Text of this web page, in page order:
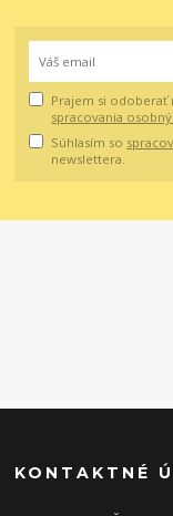
Prajem si
spracovania
Súhlasím so
newslettera.
KONTAKTNÉ